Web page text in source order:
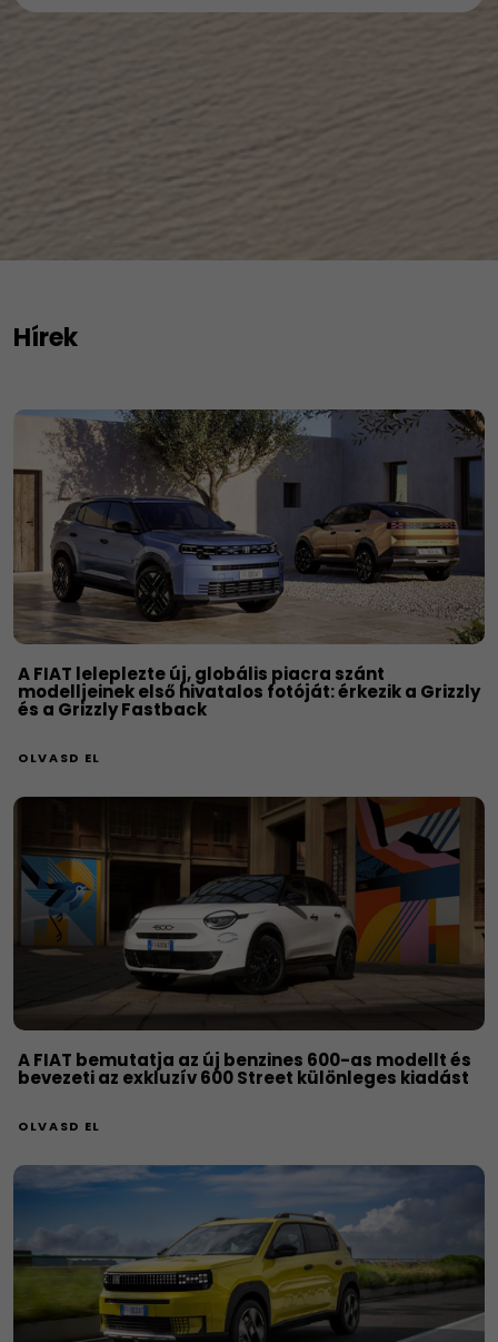
Hírek
A FIAT leleplezte új, globális piacra szánt
modelljeinek első hivatalos fotóját: érkezik a Grizzly
és a Grizzly Fastback
OLVASD EL
A FIAT bemutatja az új benzines 600-as modellt és
bevezeti az exkluzív 600 Street különleges kiadást
OLVASD EL